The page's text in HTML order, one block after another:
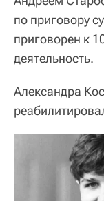
по приговору
приговорен к
деятельность.
Александра